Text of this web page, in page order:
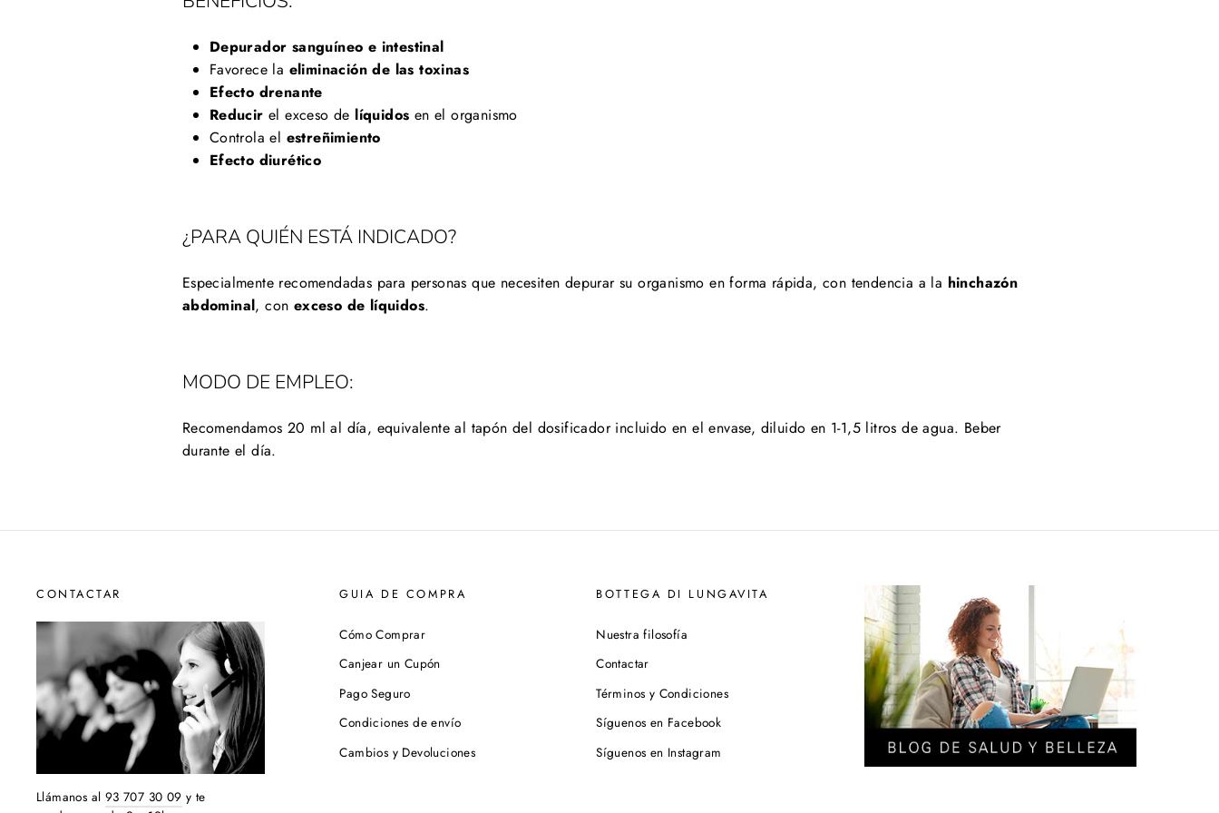
Depurador sanguíneo e intestinal
Favorece la eliminación de las toxinas
Efecto drenante
Reducir el exceso de líquidos en el organismo
Controla el estreñimiento
Efecto diurético
¿PARA QUIÉN ESTÁ INDICADO?
Especialmente recomendadas para personas que necesiten depurar su organismo en forma rápida, con tendencia a la hinchazón
abdominal, con exceso de líquidos.
MODO DE EMPLEO:
Recomendamos 20 ml al día, equivalente al tapón del dosificador incluido en el envase, diluido en 1-1,5 litros de agua. Beber
durante el día.
CONTACTAR
Llámanos al 93 707 30 09 y te
GUIA DE COMPRA
Cómo Comprar
Canjear un Cupón
Pago Seguro
Condiciones de envío
Cambios y Devoluciones
BOTTEGA DI LUNGAVITA
Nuestra filosofía
Contactar
Términos y Condiciones
Síguenos en Facebook
Síguenos en Instagram